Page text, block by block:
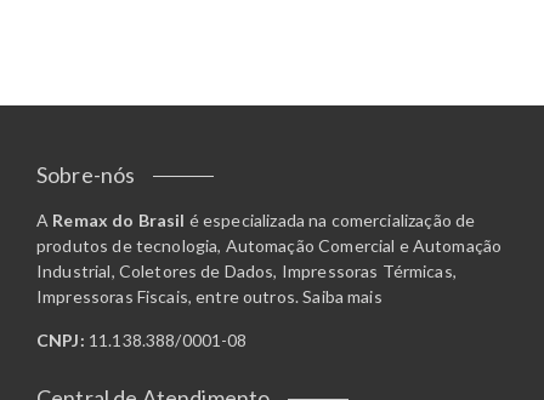
Sobre-nós
A Remax do Brasil é especializada na comercialização de
produtos de tecnologia, Automação Comercial e Automação
Industrial, Coletores de Dados, Impressoras Térmicas,
Impressoras Fiscais, entre outros.Saiba mais
CNPJ: 11.138.388/0001-08